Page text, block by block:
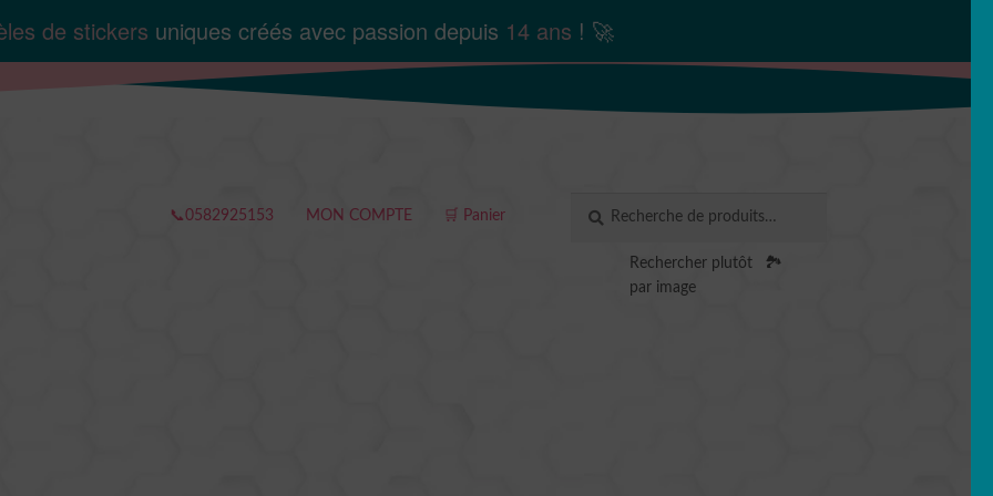
de stickers uniques créés avec passion depuis 14 ans ! 🚀
📞0582925153 MON COMPTE 🛒 Panier
pour :
RECHERCHE
Rechercher plutôt
par image
🏞️